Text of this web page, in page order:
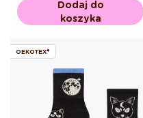
Dodaj do
koszyka
OEKOTEX®